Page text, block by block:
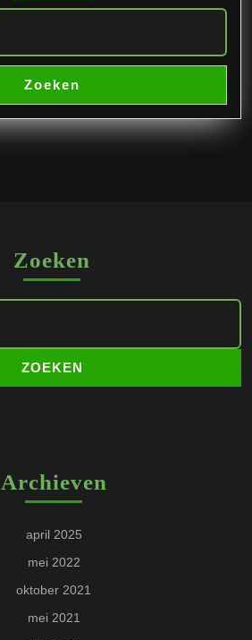
Zoeken
Zoeken
Archieven
april 2025
mei 2022
oktober 2021
mei 2021